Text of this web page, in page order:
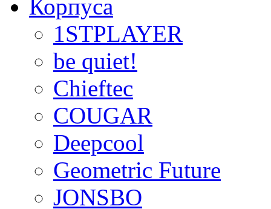
Корпуса
1STPLAYER
be quiet!
Chieftec
COUGAR
Deepcool
Geometric Future
JONSBO